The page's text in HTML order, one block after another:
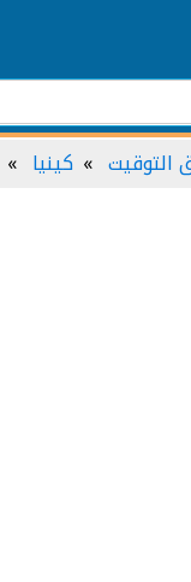
التوقيت كينيا